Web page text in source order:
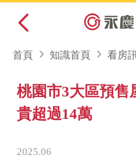
首頁 知識首頁 看房
桃園市3大區預售
貴超過14萬
2025.06